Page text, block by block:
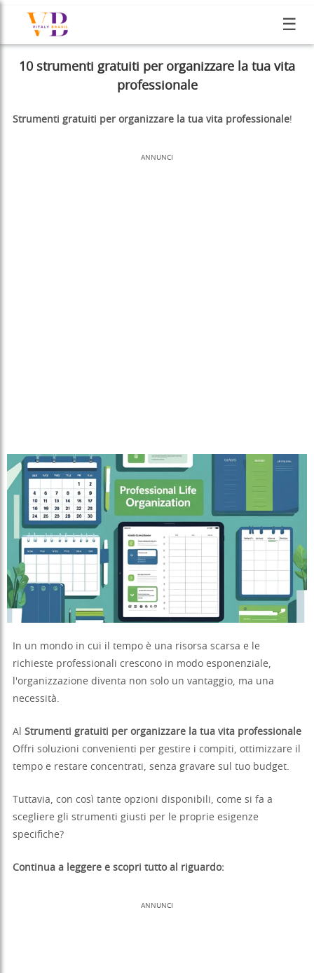
☰
10 strumenti gratuiti per organizzare la tua vita
professionale
Strumenti gratuiti per organizzare la tua vita professionale!
ANNUNCI
In un mondo in cui il tempo è una risorsa scarsa e le
richieste professionali crescono in modo esponenziale,
l'organizzazione diventa non solo un vantaggio, ma una
necessità.
Al Strumenti gratuiti per organizzare la tua vita professionale
Offri soluzioni convenienti per gestire i compiti, ottimizzare il
tempo e restare concentrati, senza gravare sul tuo budget.
Tuttavia, con così tante opzioni disponibili, come si fa a
scegliere gli strumenti giusti per le proprie esigenze
specifiche?
Continua a leggere e scopri tutto al riguardo:
ANNUNCI